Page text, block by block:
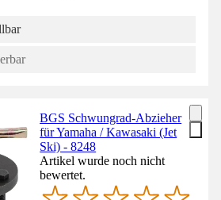
BGS Schwungrad-Abzieher
für Yamaha / Kawasaki (Jet
Ski) - 8248
Artikel wurde noch nicht
bewertet.